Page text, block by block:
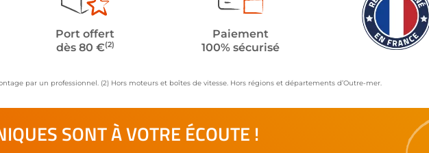
Port offert
dès 80 €(2)
Paiement
100% sécurisé
par un professionnel. (2) Hors moteurs et boîtes de vitesse. Hors régions et départements d’Outre-mer.
SONT À VOTRE ÉCOUTE !